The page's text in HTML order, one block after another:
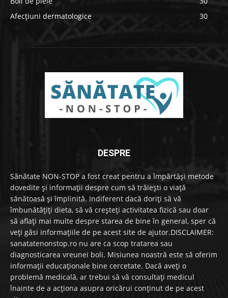
Afecțiuni dermatologice
30
DESPRE
Sănătate NON-STOP a fost creat pentru a împărtăși metode
dovedite și informații despre cum să trăiești o viață
sănătoasă și împlinită. Indiferent dacă doriți să vă
îmbunătățiți dieta, să vă creșteți activitatea fizică sau doar
să aflați mai multe despre starea de bine în general, sper că
veți găsi informațiile de pe acest site de ajutor.DISCLAIMER:
sanatatenonstop.ro nu are ca scop tratarea sau
diagnosticarea vreunei boli. Misiunea noastră este să oferim
informații educaționale bine cercetate. Dacă aveți o
problemă medicală, ar trebui să vă consultați medicul
înainte de a acționa asupra oricărui conținut de pe acest